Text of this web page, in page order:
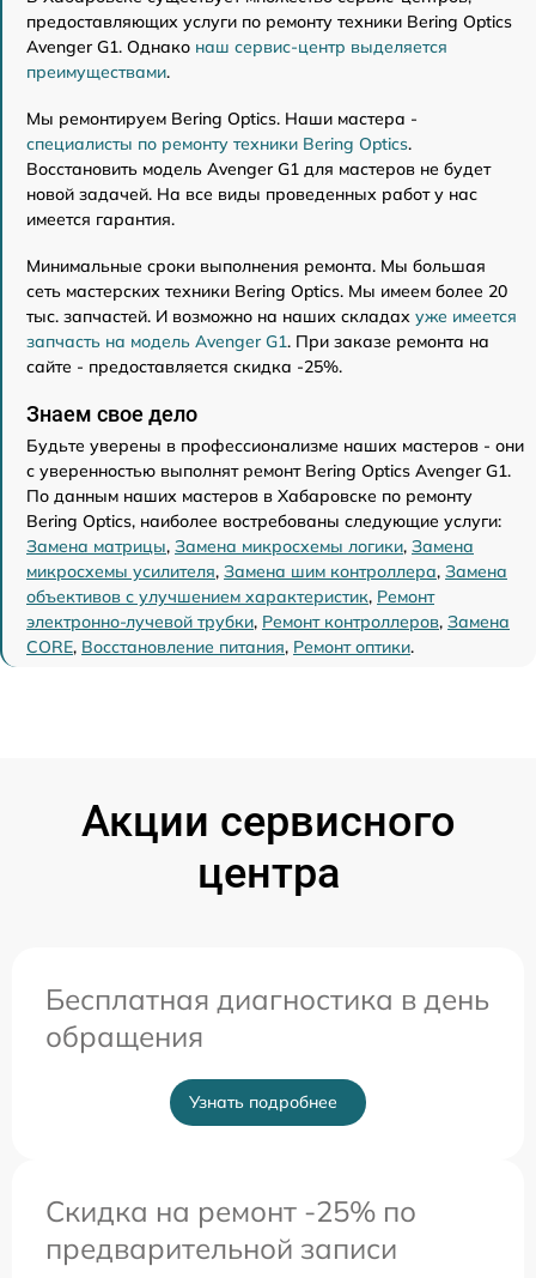
предоставляющих услуги по ремонту техники Bering Optics
Avenger G1. Однако наш сервис-центр выделяется
преимуществами.
Мы ремонтируем Bering Optics. Наши мастера -
специалисты по ремонту техники Bering Optics.
Восстановить модель Avenger G1 для мастеров не будет
новой задачей. На все виды проведенных работ у нас
имеется гарантия.
Минимальные сроки выполнения ремонта. Мы большая
сеть мастерских техники Bering Optics. Мы имеем более 20
тыс. запчастей. И возможно на наших складах уже имеется
запчасть на модель Avenger G1. При заказе ремонта на
сайте - предоставляется скидка -25%.
Знаем свое дело
Будьте уверены в профессионализме наших мастеров - они
с уверенностью выполнят ремонт Bering Optics Avenger G1.
По данным наших мастеров в Хабаровске по ремонту
Bering Optics, наиболее востребованы следующие услуги:
Замена матрицы, Замена микросхемы логики, Замена
микросхемы усилителя, Замена шим контроллера, Замена
объективов с улучшением характеристик, Ремонт
электронно-лучевой трубки, Ремонт контроллеров, Замена
CORE, Восстановление питания, Ремонт оптики.
Акции сервисного
центра
Бесплатная диагностика в день
обращения
Узнать подробнее
Скидка на ремонт -25% по
предварительной записи